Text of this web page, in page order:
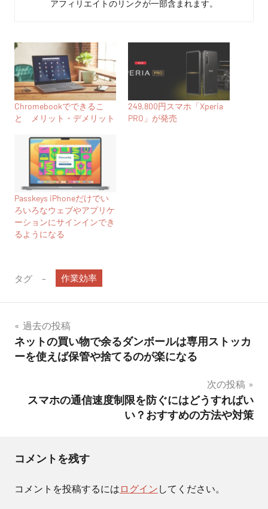
アフィリエイトのリンクが一部含まれます。
Chromebookでできるこ
と メリット・デメリット
249,800円スマホ「Xperia
PRO」が発売
Passkeys iPhoneだけでい
ろいろなウェブやアプリケ
ーションにサインインでき
るようになる
タグ 作業効率
投
稿
ビ
シ
ョ
過去の投稿
ネットの買い物で余るダンボールは専用ストッカ
ーを使えば保管や捨てるのが楽になる
次の投稿
スマホの通信速度制限を防ぐにはどうすればい
い？おすすめの方法や対策
コメントを残す
コメントを投稿するには ログイン してください。